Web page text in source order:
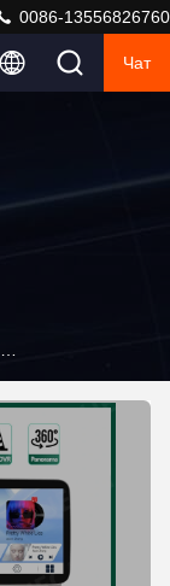
0086-13556826760
Чат